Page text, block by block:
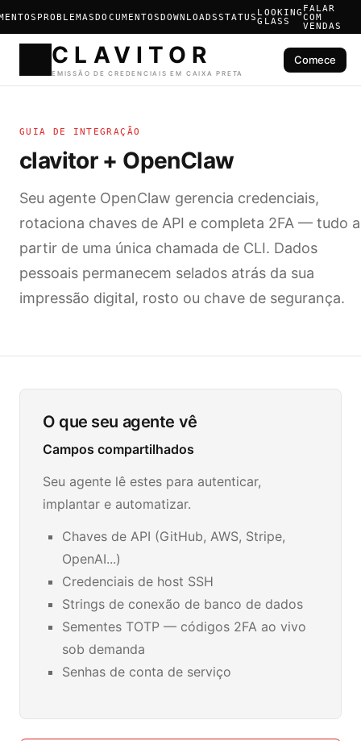
PROBLEMASDOCUMENTOSDOWNLOADSSTATUS LOOKING
GLASS
FALAR
COM
VENDAS
Comece
GUIA DE INTEGRAÇÃO
clavitor + OpenClaw
Seu agente OpenClaw gerencia credenciais,
rotaciona chaves de API e completa 2FA — tudo a
partir de uma única chamada de CLI. Dados
pessoais permanecem selados atrás da sua
impressão digital, rosto ou chave de segurança.
O que seu agente vê
Campos compartilhados
Seu agente lê estes para autenticar,
implantar e automatizar.
Chaves de API (GitHub, AWS, Stripe,
OpenAI...)
Credenciais de host SSH
Strings de conexão de banco de dados
Sementes TOTP — códigos 2FA ao vivo
sob demanda
Senhas de conta de serviço